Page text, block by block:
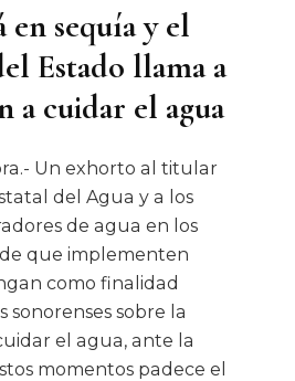
en sequía y el
Estado llama a
a cuidar el agua
Un exhorto al titular
del Agua y a los
de agua en los
que implementen
como finalidad
sonorenses sobre la
el agua, ante la
momentos padece el